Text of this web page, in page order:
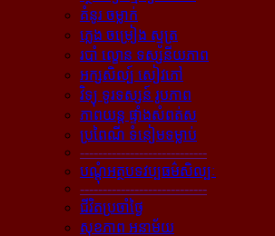
គំនូរ ចម្លាក់
ភ្លេង ចម្រៀង ស្មូត្រ
របាំ ល្ខោន ទស្សនីយភាព
អក្សសិល្ប៍ សៀវភៅ
វិទ្យុ ទូរទស្សន៍ រូបភាព
ភាពយន្ដ ផ្ទាំងសំពត់ស
ប្រពៃណី ទំនៀមទម្លាប់
----------------------------
បណ្ដុំអត្ថបទវប្បធម៌សិល្បៈ
----------------------------
ជីវិតប្រចាំថ្ងៃ
សុខភាព អនាម័យ